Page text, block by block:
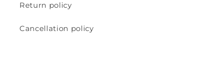
Return policy
Cancellation policy